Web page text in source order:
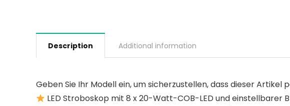
Description Additional information
Geben Sie Ihr Modell ein, um sicherzustellen, dass dieser Artikel
LED Stroboskop mit 8 x 20-Watt-COB-LED und einstellbarer